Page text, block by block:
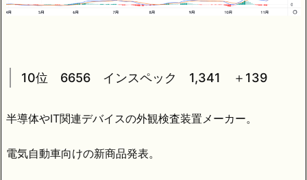
10位 6656 インスペック 1,341 ＋139
半導体やIT関連デバイスの外観検査装置メーカー。
電気自動車向けの新商品発表。